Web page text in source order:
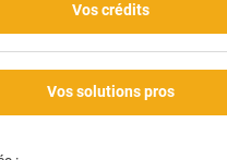
Vos crédits
Vos solutions pros